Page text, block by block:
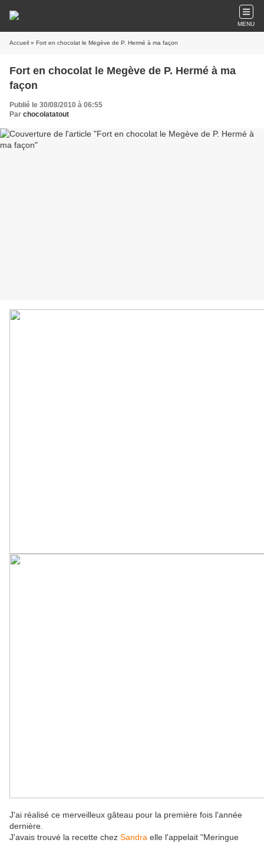
MENU
Accueil » Fort en chocolat le Megève de P. Hermé à ma façon
Fort en chocolat le Megève de P. Hermé à ma
façon
Publié le 30/08/2010 à 06:55
Par chocolatatout
J'ai réalisé ce merveilleux gâteau pour la première fois l'année
dernière.
J'avais trouvé la recette chez Sandra elle l'appelait "Meringue